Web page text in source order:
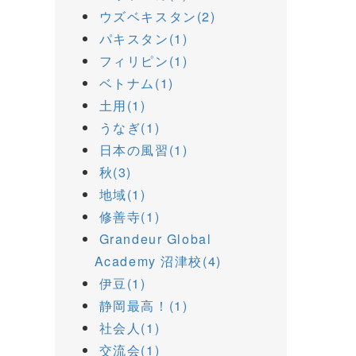
ウズベキスタン(2)
パキスタン(1)
フィリピン(1)
ベトナム(1)
土用(1)
うなぎ(1)
日本の風習(1)
秋(3)
地域(1)
修善寺(1)
Grandeur Global
Academy 沼津校(4)
伊豆(1)
静岡最高！(1)
社会人(1)
交流会(1)